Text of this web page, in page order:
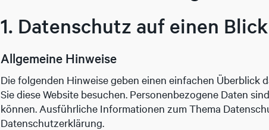
1. Datenschutz auf einen Blick
Allgemeine Hinweise
Die folgenden Hinweise geben einen einfachen Überblick
Sie diese Website besuchen. Personenbezogene Daten
können. Ausführliche Informationen zum Thema
Datenschutzerklärung.